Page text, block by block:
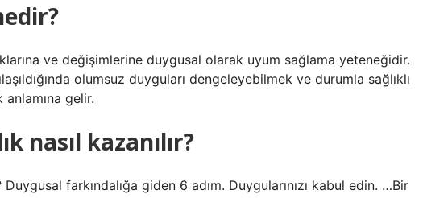
ve değişimlerine duygusal olarak uyum sağlama yeteneğidir.
olumsuz duyguları dengeleyebilmek ve durumla sağlıklı
anlamına gelir.
nasıl kazanılır?
Duygusal farkındalığa giden 6 adım. Duygularınızı kabul edin. …Bir